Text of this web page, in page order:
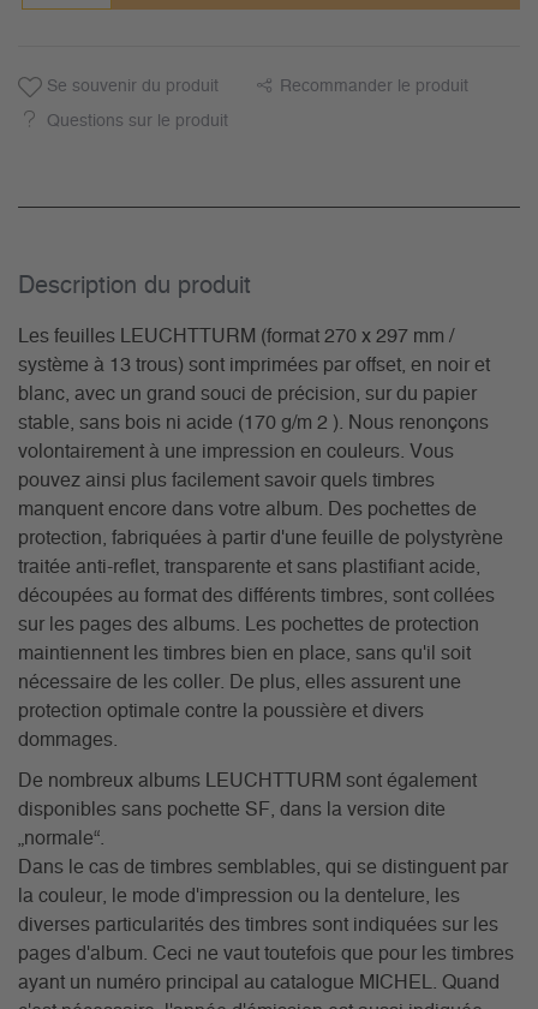
Se souvenir du produit Recommander le produit
Questions sur le produit
Description du­ produit
Les feuilles LEUCHTTURM (format 270 x 297 mm /
système à 13 trous) sont imprimées par offset, en noir et
blanc, avec un grand souci de précision, sur du papier
stable, sans bois ni acide (170 g/m 2 ). Nous renonçons
volontairement à une impression en couleurs. Vous
pouvez ainsi plus facilement savoir quels timbres
manquent encore dans votre album. Des pochettes de
protection, fabriquées à partir d'une feuille de polystyrène
traitée anti-reflet, transparente et sans plastifiant acide,
découpées au format des différents timbres, sont collées
sur les pages des albums. Les pochettes de protection
maintiennent les timbres bien en place, sans qu'il soit
nécessaire de les coller. De plus, elles assurent une
protection optimale contre la poussière et divers
dommages.
De nombreux albums LEUCHTTURM sont également
disponibles sans pochette SF, dans la version dite
„normale“.
Dans le cas de timbres semblables, qui se distinguent par
la couleur, le mode d'impression ou la dentelure, les
diverses particularités des timbres sont indiquées sur les
pages d'album. Ceci ne vaut toutefois que pour les timbres
ayant un numéro principal au catalogue MICHEL. Quand